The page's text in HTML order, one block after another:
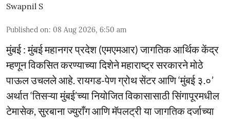
Swapnil S
Published on: 08 Aug 2026, 6:50 am
मुंबई : मुंबई महानगर प्रदेश (एमएमआर) जागतिक आर्थिक केंद्र
म्हणून विकसित करण्याच्या दिशेने महाराष्ट्र सरकारने मोठे
पाऊल उचलले आहे. रायगड-पेण ग्रोथ सेंटर आणि ‘मुंबई ३.०’
अर्थात ‘तिसऱ्या मुंबई’च्या नियोजित विकासासाठी सिंगापूरमधील
टेमासेक, सुरबाना ज्युराँग आणि मॅपलट्री या जागतिक दर्जाच्या